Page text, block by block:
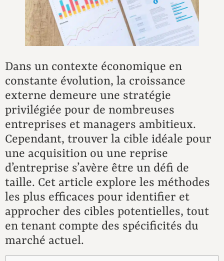
Dans un contexte économique en
constante évolution, la croissance
externe demeure une stratégie
privilégiée pour de nombreuses
entreprises et managers ambitieux.
Cependant, trouver la cible idéale pour
une acquisition ou une reprise
d’entreprise s’avère être un défi de
taille. Cet article explore les méthodes
les plus efficaces pour identifier et
approcher des cibles potentielles, tout
en tenant compte des spécificités du
marché actuel.